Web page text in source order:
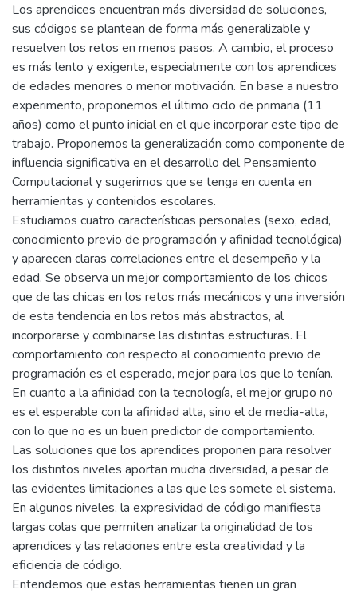
Los aprendices encuentran más diversidad de soluciones,
sus códigos se plantean de forma más generalizable y
resuelven los retos en menos pasos. A cambio, el proceso
es más lento y exigente, especialmente con los aprendices
de edades menores o menor motivación. En base a nuestro
experimento, proponemos el último ciclo de primaria (11
años) como el punto inicial en el que incorporar este tipo de
trabajo. Proponemos la generalización como componente de
influencia significativa en el desarrollo del Pensamiento
Computacional y sugerimos que se tenga en cuenta en
herramientas y contenidos escolares.
Estudiamos cuatro características personales (sexo, edad,
conocimiento previo de programación y afinidad tecnológica)
y aparecen claras correlaciones entre el desempeño y la
edad. Se observa un mejor comportamiento de los chicos
que de las chicas en los retos más mecánicos y una inversión
de esta tendencia en los retos más abstractos, al
incorporarse y combinarse las distintas estructuras. El
comportamiento con respecto al conocimiento previo de
programación es el esperado, mejor para los que lo tenían.
En cuanto a la afinidad con la tecnología, el mejor grupo no
es el esperable con la afinidad alta, sino el de media-alta,
con lo que no es un buen predictor de comportamiento.
Las soluciones que los aprendices proponen para resolver
los distintos niveles aportan mucha diversidad, a pesar de
las evidentes limitaciones a las que les somete el sistema.
En algunos niveles, la expresividad de código manifiesta
largas colas que permiten analizar la originalidad de los
aprendices y las relaciones entre esta creatividad y la
eficiencia de código.
Entendemos que estas herramientas tienen un gran